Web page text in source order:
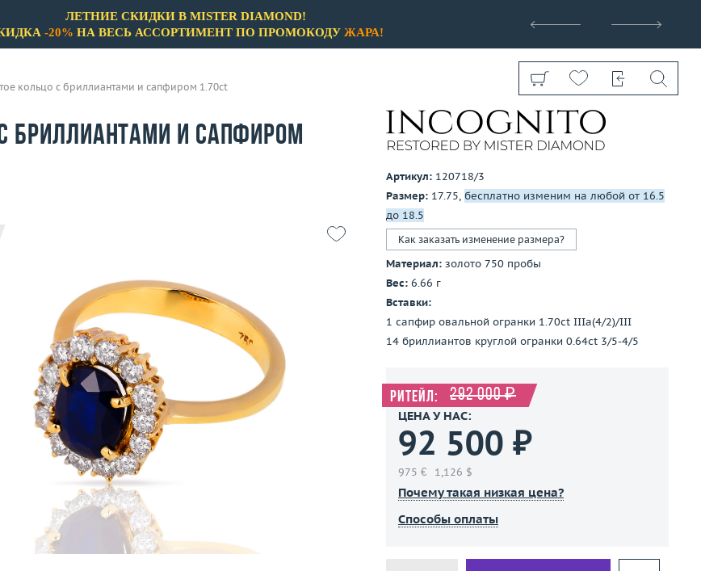
ЛЕТНИЕ СКИДКИ В MISTER DIAMOND!
-20% НА ВЕСЬ АССОРТИМЕНТ ПО ПРОМОКОДУ ЖАРА!
Показать все
кольцо с бриллиантами и сапфиром 1.70ct
бриллиантами и сапфиром
Артикул: 120718/3
Размер: 17.75, бесплатно изменим на любой от 16.5
до 18.5
Как заказать изменение размера?
Материал: золото 750 пробы
Вес: 6.66 г
Вставки:
1 сапфир овальной огранки 1.70ct IIIa(4/2)/III
14 бриллиантов круглой огранки 0.64ct 3/5-4/5
Ритейл: 292 000 ₽
ЦЕНА У НАС:
92 500 ₽
975 € 1,126 $
Почему такая низкая цена?
Способы оплаты